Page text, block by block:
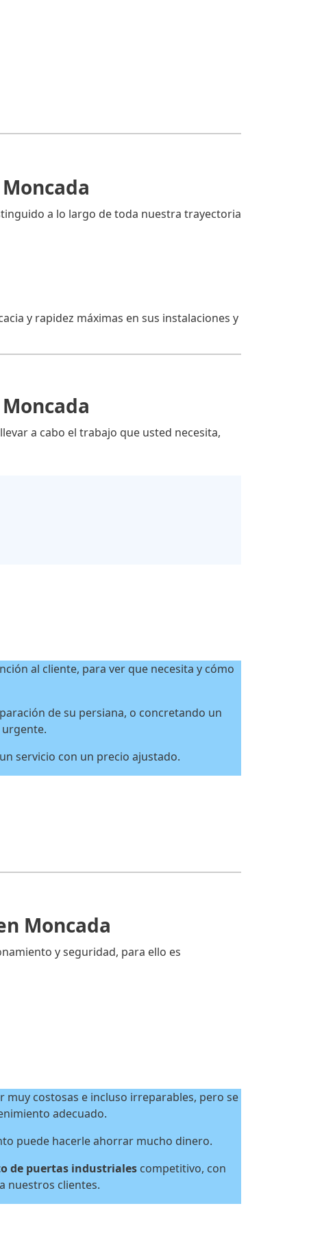
a lo largo de toda nuestra trayectoria
y rapidez máximas en sus instalaciones y
a cabo el trabajo que usted necesita,
al cliente, para ver que necesita y cómo
de su persiana, o concretando un
servicio con un precio ajustado.
Moncada
y seguridad, para ello es
muy costosas e incluso irreparables, pero se
adecuado.
puede hacerle ahorrar mucho dinero.
de puertas industriales competitivo, con
nuestros clientes.